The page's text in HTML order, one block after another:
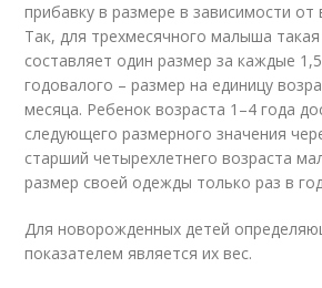
прибавку в размере в зависимости от
Так, для трехмесячного малыша
составляет один размер за каждые
годовалого – размер на единицу
месяца. Ребенок возраста 1–4 года
следующего размерного значения
старший четырехлетнего возраста
размер своей одежды только раз в
Для новорожденных детей
показателем является их вес.